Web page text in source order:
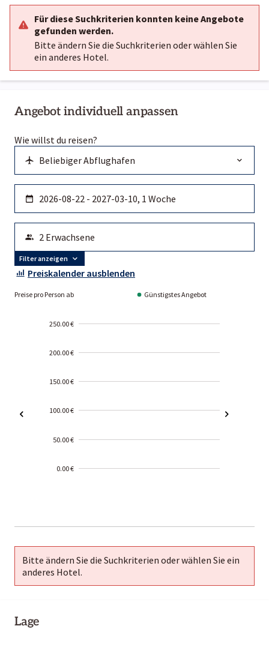
Angebot individuell anpassen
Wie willst du reisen?
Filter anzeigen
Preiskalender ausblenden
Preise pro Person ab Günstigstes Angebot
250.00 €
200.00 €
150.00 €
100.00 €
50.00 €
0.00 €
01-02
Bitte ändern Sie die Suchkriterien oder wählen Sie ein
anderes Hotel.
Lage
Für diese Suchkriterien konnten keine Angebote
gefunden werden.
Bitte ändern Sie die Suchkriterien oder wählen Sie
ein anderes Hotel.